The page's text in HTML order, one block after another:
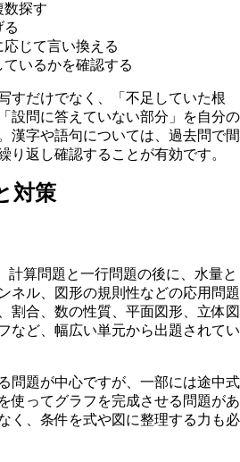
数探す
る
じて言い換える
いるかを確認する
すだけでなく、「不足していた根
設問に答えていない部分」を自分の
漢字や語句については、過去問で間
り返し確認することが有効です。
対策
計算問題と一行問題の後に、水量と
ネル、図形の規則性などの応用問題
割合、数の性質、平面図形、立体図
など、幅広い単元から出題されてい
問題が中心ですが、一部には途中式
使ってグラフを完成させる問題があ
く、条件を式や図に整理する力も必